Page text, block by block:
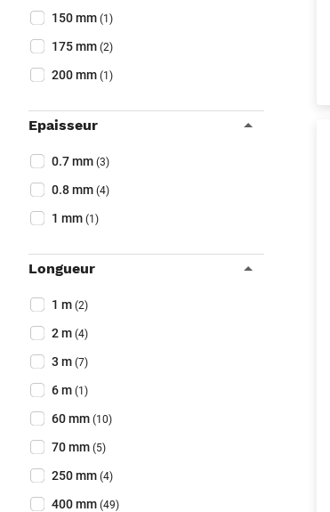
150 mm (1)
175 mm (2)
200 mm (1)
Epaisseur
Epaisseur (Optionnel)
0.7 mm (3)
0.8 mm (4)
1 mm (1)
Longueur
Longueur
1 m (2)
2 m (4)
3 m (7)
6 m (1)
60 mm (10)
70 mm (5)
250 mm (4)
400 mm (49)